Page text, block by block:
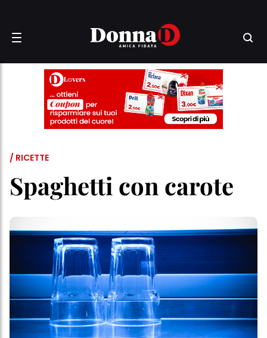
/ RICETTE
Spaghetti con carote